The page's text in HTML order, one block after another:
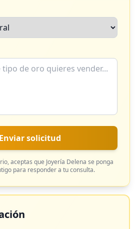
Enviar solicitud
aceptas que Joyería Delena se ponga
para responder a tu consulta.